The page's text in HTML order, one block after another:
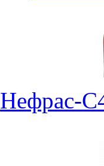
Нефрас-